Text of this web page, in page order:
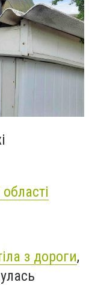
з дороги,